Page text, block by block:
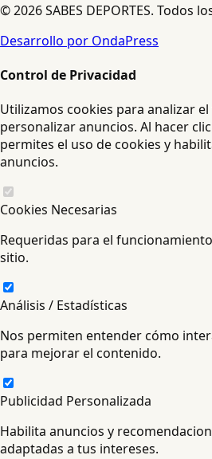
© 2026 SABES DEPORTES. Todos
Desarrollo por OndaPress
Control de Privacidad
Utilizamos cookies para analizar
personalizar anuncios. Al hacer
permites el uso de cookies y
anuncios.
Cookies Necesarias
Requeridas para el
sitio.
Análisis / Estadísticas
Nos permiten entender cómo
para mejorar el contenido.
Publicidad Personalizada
Habilita anuncios y
adaptadas a tus intereses.